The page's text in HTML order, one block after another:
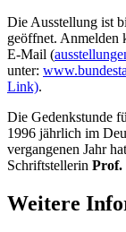
Die Ausstellung ist
geöffnet. Anmelden
E-Mail (
unter:
Link).
Die Gedenkstunde
1996 jährlich im
vergangenen Jahr
Schriftstellerin Prof.
Weitere